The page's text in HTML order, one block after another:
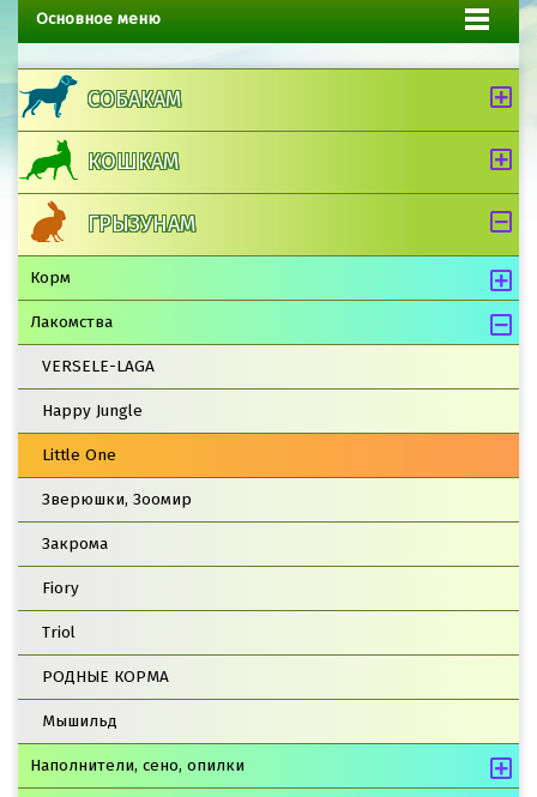
Основное меню
СОБАКАМ
КОШКАМ
ГРЫЗУНАМ
Корм
Лакомства
VERSELE-LAGA
Happy Jungle
Little One
Зверюшки, Зоомир
Закрома
Fiory
Triol
РОДНЫЕ КОРМА
Мышильд
Наполнители, сено, опилки